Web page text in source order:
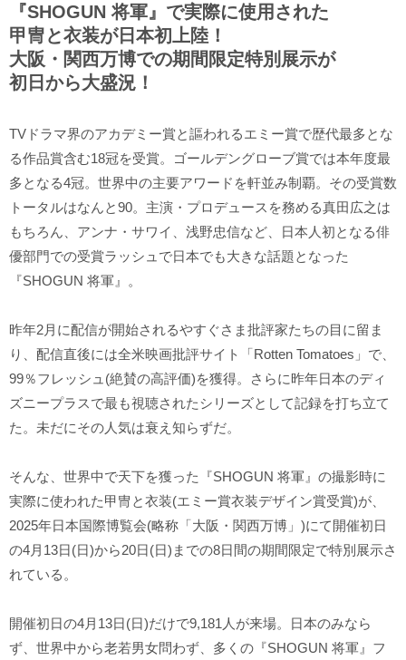
『SHOGUN 将軍』で実際に使用された
甲冑と衣装が日本初上陸！
大阪・関西万博での期間限定特別展示が
初日から大盛況！
TVドラマ界のアカデミー賞と謳われるエミー賞で歴代最多とな
る作品賞含む18冠を受賞。ゴールデングローブ賞では本年度最
多となる4冠。世界中の主要アワードを軒並み制覇。その受賞数
トータルはなんと90。主演・プロデュースを務める真田広之は
もちろん、アンナ・サワイ、浅野忠信など、日本人初となる俳
優部門での受賞ラッシュで日本でも大きな話題となった
『SHOGUN 将軍』。
昨年2月に配信が開始されるやすぐさま批評家たちの目に留ま
り、配信直後には全米映画批評サイト「Rotten Tomatoes」で、
99％フレッシュ(絶賛の高評価)を獲得。さらに昨年日本のディ
ズニープラスで最も視聴されたシリーズとして記録を打ち立て
た。未だにその人気は衰え知らずだ。
そんな、世界中で天下を獲った『SHOGUN 将軍』の撮影時に
実際に使われた甲冑と衣装(エミー賞衣装デザイン賞受賞)が、
2025年日本国際博覧会(略称「大阪・関西万博」)にて開催初日
の4月13日(日)から20日(日)までの8日間の期間限定で特別展示さ
れている。
開催初日の4月13日(日)だけで9,181人が来場。日本のみなら
ず、世界中から老若男女問わず、多くの『SHOGUN 将軍』フ